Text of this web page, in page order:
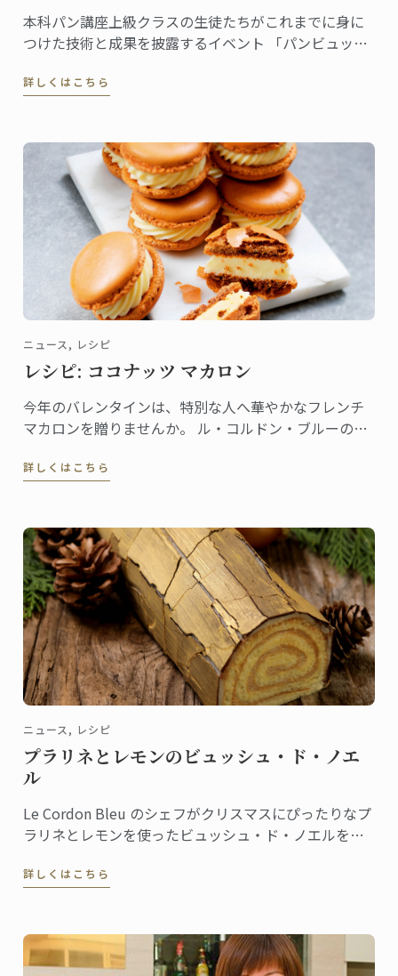
本科パン講座上級クラスの生徒たちがこれまでに身に
つけた技術と成果を披露するイベント 「パンビュッフ
サイズのパンをプレゼンテーション。
詳しくはこちら
ニュース, レシピ
レシピ: ココナッツ マカロン
今年のバレンタインは、特別な人へ華やかなフレンチ
マカロンを贈りませんか。 ル・コルドン・ブルーの書
ツ マカロンのレシピをご紹介しましょう。
詳しくはこちら
ニュース, レシピ
プラリネとレモンのビュッシュ・ド・ノエ
ル
Le Cordon Bleu のシェフがクリスマスにぴったりなプ
ラリネとレモンを使ったビュッシュ・ド・ノエルをご
詳しくはこちら